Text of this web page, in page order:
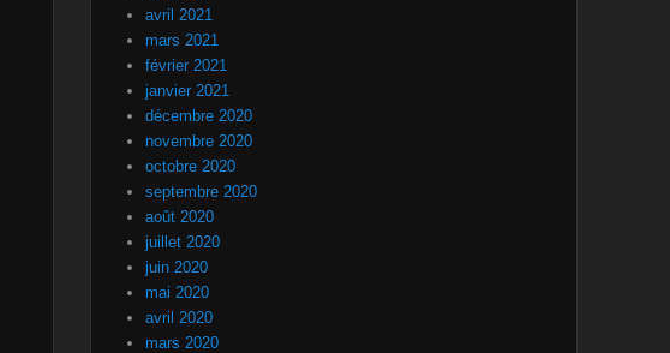
avril 2021
mars 2021
février 2021
janvier 2021
décembre 2020
novembre 2020
octobre 2020
septembre 2020
août 2020
juillet 2020
juin 2020
mai 2020
avril 2020
mars 2020